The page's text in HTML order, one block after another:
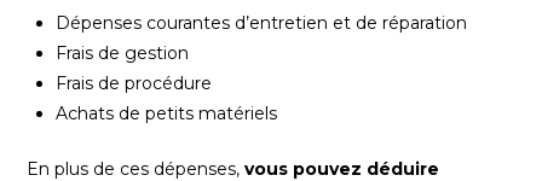
Dépenses courantes d’entretien et de réparation
Frais de gestion
Frais de procédure
Achats de petits matériels
En plus de ces dépenses,vous pouvez déduire